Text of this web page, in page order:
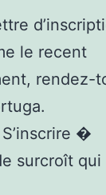
le recent
rendez-
�
surcroît qui